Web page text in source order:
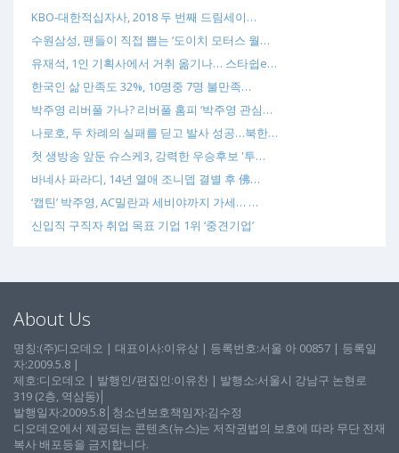
KBO-대한적십자사, 2018 두 번째 드림세이…
수원삼성, 팬들이 직접 뽑는 ‘도이치 모터스 월…
유재석, 1인 기획사에서 거취 옮기나… 스타쉽e…
한국인 삶 만족도 32%, 10명중 7명 불만족…
박주영 리버풀 가나? 리버풀 홈피 ‘박주영 관심…
나로호, 두 차례의 실패를 딛고 발사 성공…북한…
첫 생방송 앞둔 슈스케3, 강력한 우승후보 '투…
바네사 파라디, 14년 열애 조니뎁 결별 후 佛…
‘캡틴’ 박주영, AC밀란과 세비야까지 가세… …
신입직 구직자 취업 목표 기업 1위 ‘중견기업’
About Us
명칭:(주)디오데오 | 대표이사:이유상 | 등록번호:서울 아 00857 | 등록일
자:2009.5.8 |
제호:디오데오 | 발행인/편집인:이유찬 | 발행소:서울시 강남구 논현로
319 (2층, 역삼동)│
발행일자:2009.5.8│청소년보호책임자:김수정
디오데오에서 제공되는 콘텐츠(뉴스)는 저작권법의 보호에 따라 무단 전재
복사 배포등을 금지합니다.